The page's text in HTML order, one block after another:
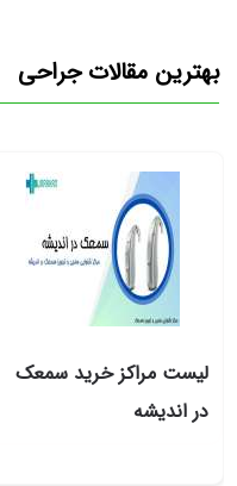
بهترین مقالات جراحی
لیست مراکز خرید سمعک
در اندیشه